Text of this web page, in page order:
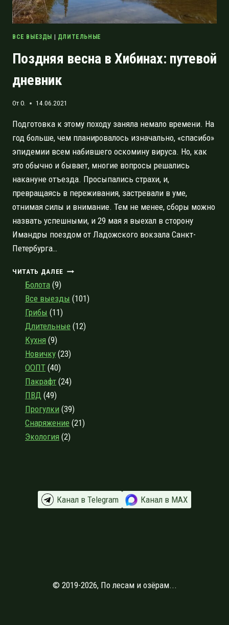
ВСЕ ВЫЕЗДЫ ДЛИТЕЛЬНЫЕ
Поздняя весна в Хибинах: путевой
дневник
ОтO. 14.06.2021
Подготовка к этому походу заняла немало времени. На
год больше, чем планировалось изначально, «спасибо»
эпидемии всем набившего оскомину вируса. Но, как
это обычно и бывает, многие вопросы решались
накануне отъезда. Просыпались страхи, и,
превращаясь в переживания, застревали в уме,
отнимая силы и внимание. Тем не менее, сборы можно
назвать успешными, и 29 мая я выехал в сторону
Имандры поездом от Ладожского вокзала Санкт-
Петербурга…
ЧИТАТЬ ДАЛЕЕ ПОЗДНЯЯ
ХИБИНАХ:
ДНЕВНИК
Болота (9)
Все выезды (101)
Грибы (11)
Длительные (12)
Кухня (9)
Новичку (23)
ООПТ (40)
Пакрафт (24)
ПВД (49)
Прогулки (39)
Снаряжение (21)
Экология (2)
Канал в Telegram Канал в МАХ
© 2019-2026, По лесам и озёрам...